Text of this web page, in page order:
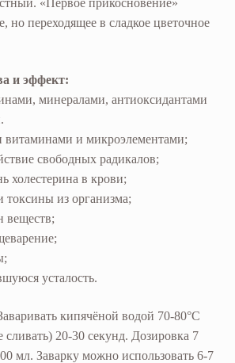
но переходящее в сладкое цветочное
и эффект:
минералами, антиоксидантами
витаминами и микроэлементами;
свободных радикалов;
холестерина в крови;
из организма;
веществ;
усталость.
кипячёной водой 70-80°С
сливать) 20-30 секунд. Дозировка 7
мл. Заварку можно использовать 6-7